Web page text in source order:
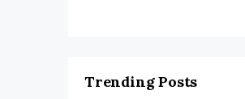
Trending Posts